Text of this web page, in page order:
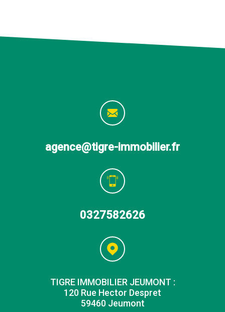
agence@tigre-immobilier.fr
0327582626
TIGRE IMMOBILIER JEUMONT :
120 Rue Hector Despret
59460 Jeumont